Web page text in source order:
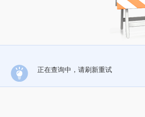
正在查询中，请刷新重试